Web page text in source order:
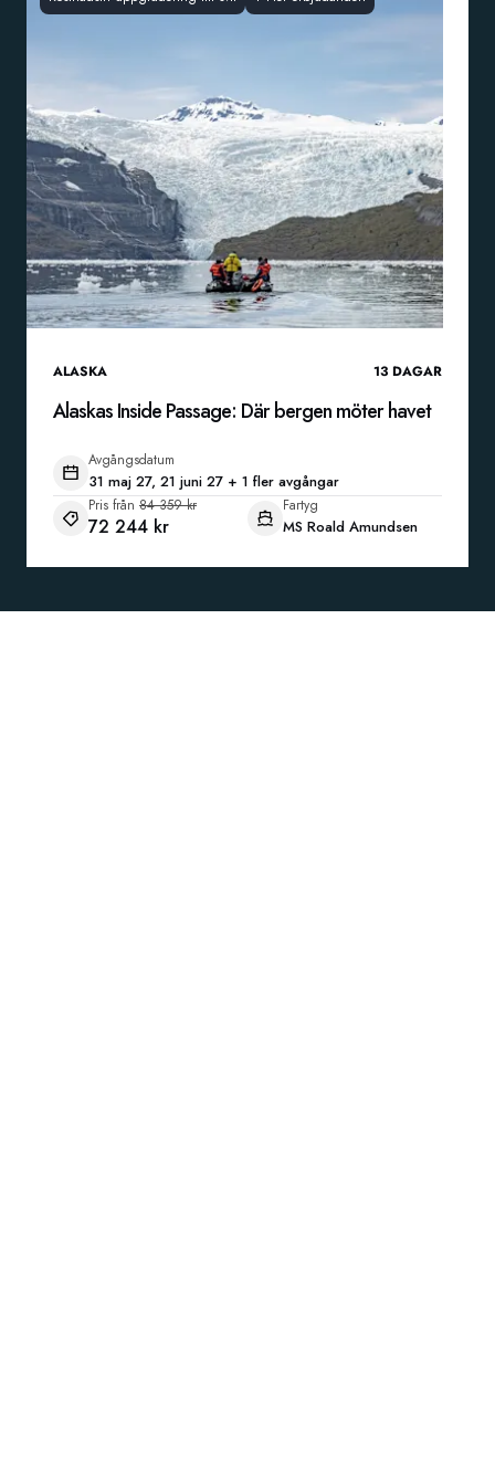
ALASKA 13 DAGAR
Alaskas Inside Passage: Där bergen möter havet
Avgångsdatum
31 maj 27, 21 juni 27 + 1 fler avgångar
Pris från 84 359 kr
72 244 kr
Fartyg
MS Roald Amundsen